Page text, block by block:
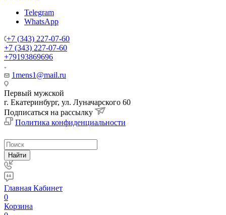
Telegram
WhatsApp
+7 (343) 227-07-60
+7 (343) 227-07-60
+79193869696
1mens1@mail.ru
Первый мужской
г. Екатеринбург, ул. Луначарского 60
Подписаться на рассылку
Политика конфиденциальности
Найти
Главная Кабинет
0
Корзина